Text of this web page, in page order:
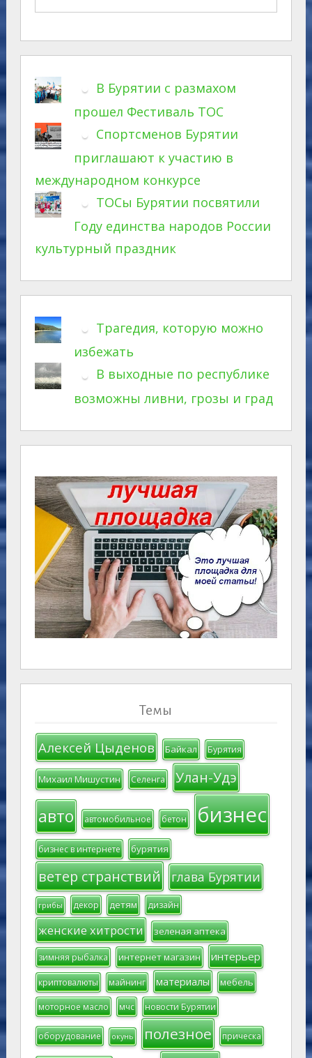
В Бурятии с размахом
прошел Фестиваль ТОС
Спортсменов Бурятии
приглашают к участию в
международном конкурсе
ТОСы Бурятии посвятили
Году единства народов России
культурный праздник
Трагедия, которую можно
избежать
В выходные по республике
возможны ливни, грозы и град
Темы
Алексей Цыденов Байкал Бурятия
Михаил Мишустин Селенга Улан-Удэ
авто автомобильное бетон бизнес
бизнес в интернете бурятия
ветер странствий глава Бурятии
грибы декор детям дизайн
женские хитрости зеленая аптека
зимняя рыбалка интернет магазин интерьер
криптовалюты майнинг материалы мебель
моторное масло мчс новости Бурятии
оборудование окунь полезное прическа